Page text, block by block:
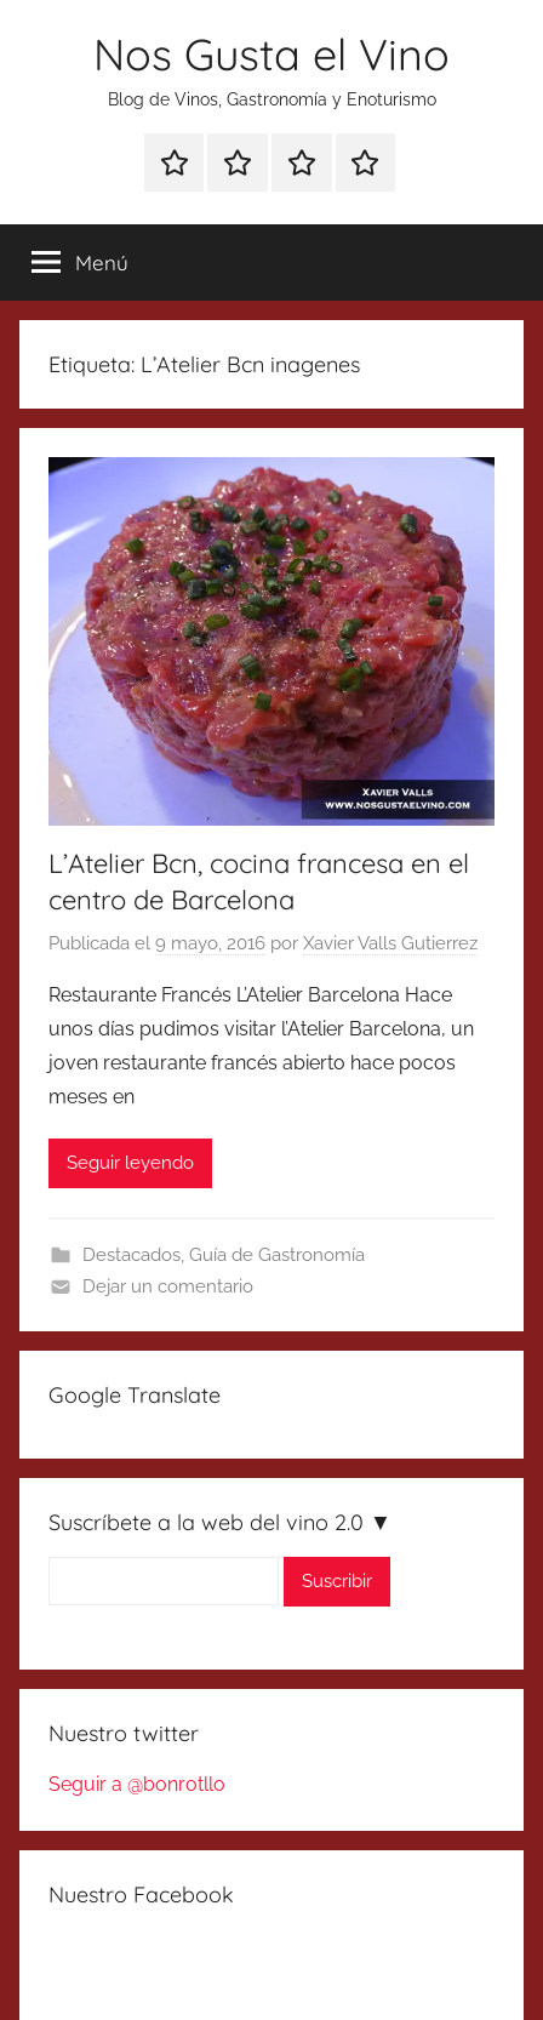
Nos Gusta el Vino
Blog de Vinos, Gastronomía y Enoturismo
Especial
Tonics
Enoturismo
Gastronomía
RankingContacto
Menú
Etiqueta: L’Atelier Bcn inagenes
L’Atelier Bcn, cocina francesa en el
centro de Barcelona
Publicada el 9 mayo, 2016 por Xavier Valls Gutierrez
Restaurante Francés L’Atelier Barcelona Hace
unos días pudimos visitar l’Atelier Barcelona, un
joven restaurante francés abierto hace pocos
meses en
Seguir leyendo
Destacados, Guía de Gastronomía
Dejar un comentario
Google Translate
Suscríbete a la web del vino 2.0 ▼
Nuestro twitter
Seguir a @bonrotllo
Nuestro Facebook